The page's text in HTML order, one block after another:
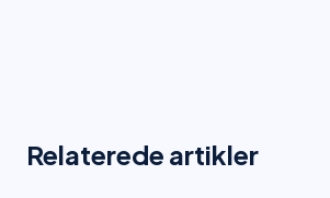
Relaterede artikler